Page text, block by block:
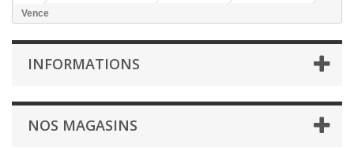
Vence
INFORMATIONS
NOS MAGASINS